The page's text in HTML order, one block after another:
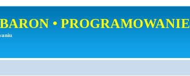
• PROGRAMOWANIE